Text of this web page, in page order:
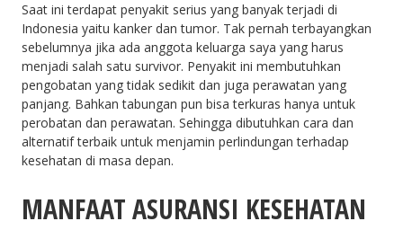
Saat ini terdapat penyakit serius yang banyak terjadi di
Indonesia yaitu kanker dan tumor. Tak pernah terbayangkan
sebelumnya jika ada anggota keluarga saya yang harus
menjadi salah satu survivor. Penyakit ini membutuhkan
pengobatan yang tidak sedikit dan juga perawatan yang
panjang. Bahkan tabungan pun bisa terkuras hanya untuk
perobatan dan perawatan. Sehingga dibutuhkan cara dan
alternatif terbaik untuk menjamin perlindungan terhadap
kesehatan di masa depan.
MANFAAT ASURANSI KESEHATAN